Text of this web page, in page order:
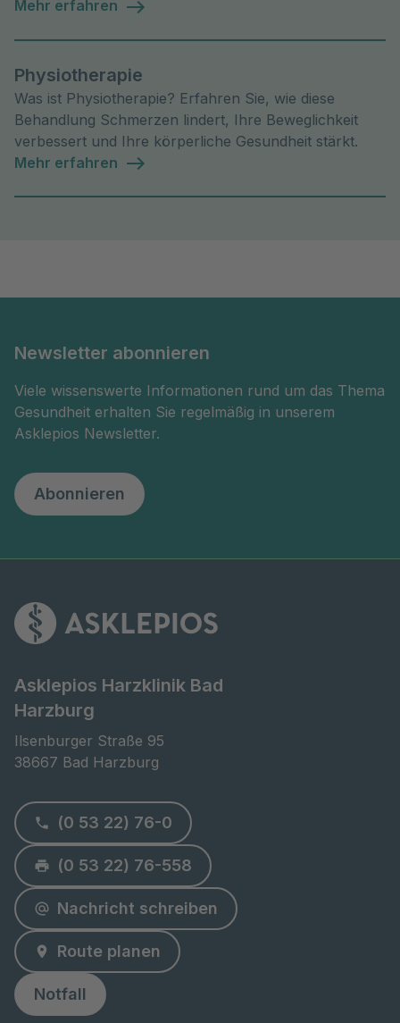
Mehr erfahren
Physiotherapie
Was ist Physiotherapie? Erfahren Sie, wie diese
Behandlung Schmerzen lindert, Ihre Beweglichkeit
verbessert und Ihre körperliche Gesundheit stärkt.
Mehr erfahren
Newsletter abonnieren
Viele wissenswerte Informationen rund um das Thema
Gesundheit erhalten Sie regelmäßig in unserem
Asklepios Newsletter.
Abonnieren
Asklepios Harzklinik Bad
Harzburg
Ilsenburger Straße 95
38667 Bad Harzburg
(0 53 22) 76-0
(0 53 22) 76-558
Nachricht schreiben
Route planen
Notfall